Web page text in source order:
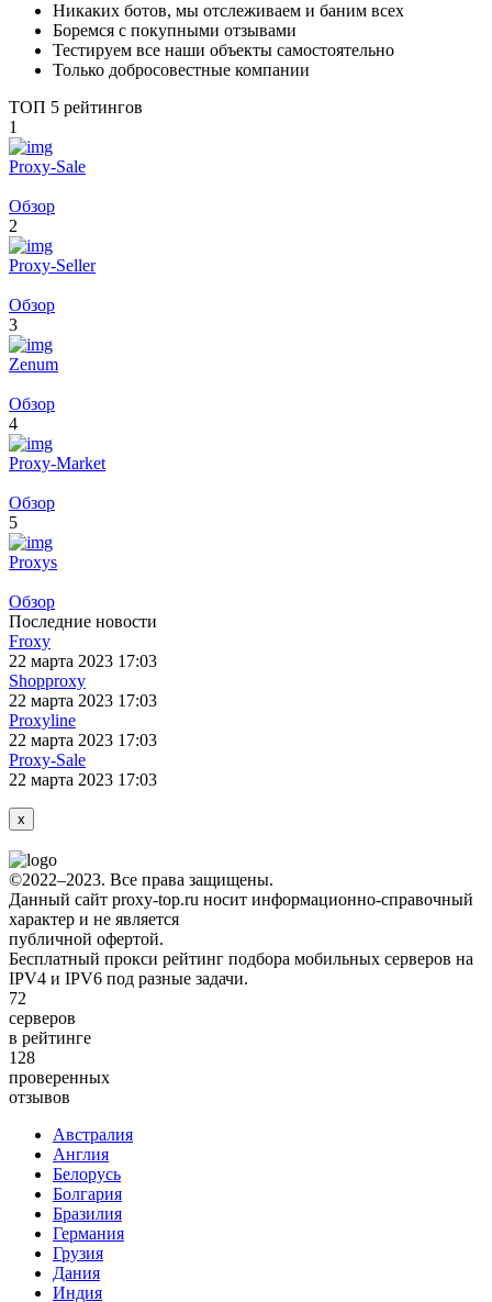
Никаких ботов, мы отслеживаем и баним всех
Боремся с покупными отзывами
Тестируем все наши объекты самостоятельно
Только добросовестные компании
ТОП 5 рейтингов
1
Proxy-Sale
Обзор
2
Proxy-Seller
Обзор
3
Zenum
Обзор
4
Proxy-Market
Обзор
5
Proxys
Обзор
Последние новости
Froxy
22 марта 2023 17:03
Shopproxy
22 марта 2023 17:03
Proxyline
22 марта 2023 17:03
Proxy-Sale
22 марта 2023 17:03
x
©2022–2023. Все права защищены.
Данный сайт proxy-top.ru носит информационно-справочный
характер и не является
публичной офертой.
Бесплатный прокси рейтинг подбора мобильных серверов на
IPV4 и IPV6 под разные задачи.
72
серверов
в рейтинге
128
проверенных
отзывов
Австралия
Англия
Белорусь
Болгария
Бразилия
Германия
Грузия
Дания
Индия